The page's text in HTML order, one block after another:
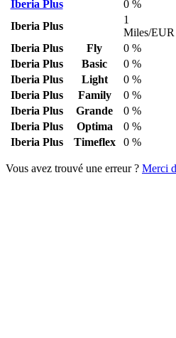
Iberia Plus
0 %
Iberia Plus
1
Miles/EUR
Iberia Plus
Fly 0 %
Iberia Plus
Basic 0 %
Iberia Plus
Light 0 %
Iberia Plus
Family 0 %
Iberia Plus
Grande 0 %
Iberia Plus
Optima 0 %
Iberia Plus
Timeflex 0 %
Vous avez trouvé une erreur ? Merci